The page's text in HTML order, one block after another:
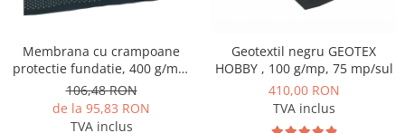
Membrana cu crampoane
protectie fundatie, 400 g/mp,
20 m/sul, TERRAPLAST PLUS
L8
106,48 RON
de la 95,83 RON
TVA inclus
Geotextil negru GEOTEX
HOBBY , 100 g/mp, 75 mp/sul
410,00 RON
TVA inclus